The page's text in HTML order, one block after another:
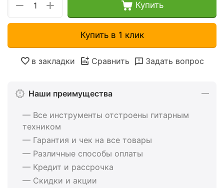
+
− Купить
Купить в 1 клик
в закладки Сравнить Задать вопрос
Наши преимущества
— Все инструменты отстроены гитарным
техником
— Гарантия и чек на все товары
— Различные способы оплаты
— Кредит и рассрочка
— Скидки и акции